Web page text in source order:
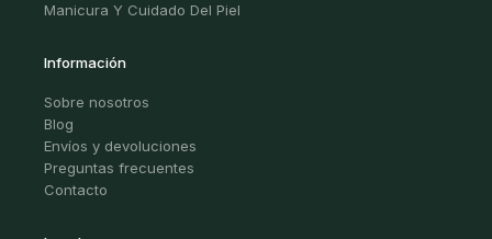
Manicura Y Cuidado Del Piel
Información
Sobre nosotros
Blog
Envíos y devoluciones
Preguntas frecuentes
Contacto